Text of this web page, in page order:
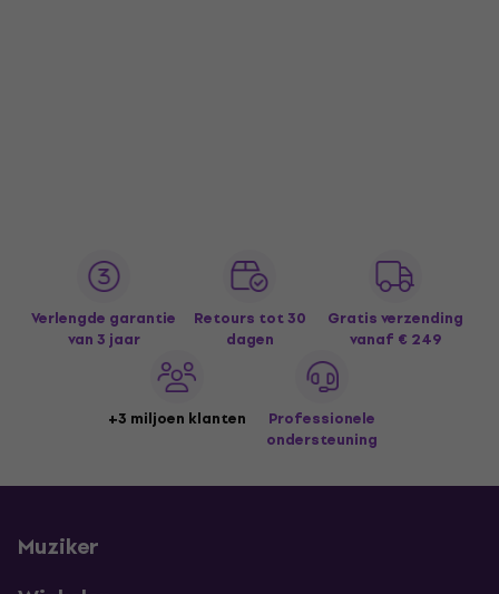
Verlengde garantie
van 3 jaar
Retours tot 30
dagen
Gratis verzending
vanaf € 249
+3 miljoen klanten
Professionele
ondersteuning
Muziker